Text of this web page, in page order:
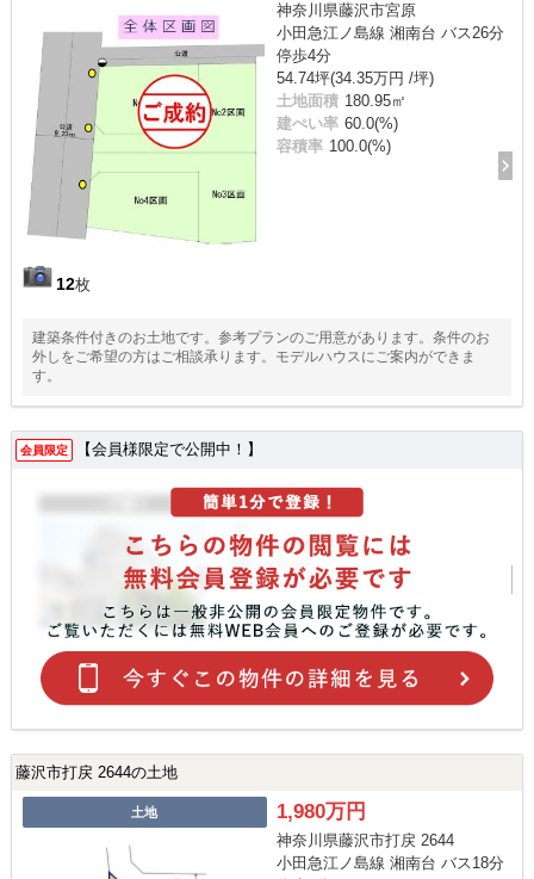
12枚
神奈川県藤沢市宮原
小田急江ノ島線 湘南台 バス26分
停歩4分
54.74坪(34.35万円 /坪)
土地面積 180.95㎡
建ぺい率 60.0(%)
容積率 100.0(%)
建築条件付きのお土地です。参考プランのご用意があります。条件のお
外しをご希望の方はご相談承ります。モデルハウスにご案内ができま
す。
会員限定 【会員様限定で公開中！】
藤沢市打戻 2644の土地
土地 1,980万円
神奈川県藤沢市打戻 2644
小田急江ノ島線 湘南台 バス18分